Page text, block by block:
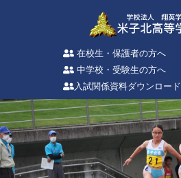
在校生・保護者の方へ
中学校・受験生の方へ
入試関係資料ダウンロード